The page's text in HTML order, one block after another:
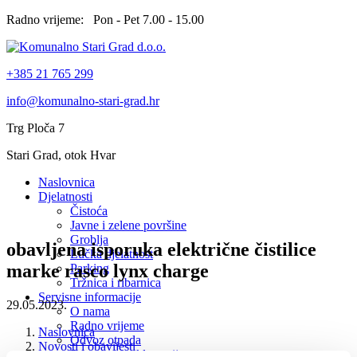
Radno vrijeme: Pon - Pet 7.00 - 15.00
+385 21 765 299
info@komunalno-stari-grad.hr
Trg Ploča 7
Stari Grad, otok Hvar
Naslovnica
Djelatnosti
Čistoća
Javne i zelene površine
Groblja
Lučka djelatnost
Parking
Tržnica i ribarnica
Servisne informacije
O nama
Radno vrijeme
Odvoz otpada
Prigovori i reklamacije
obavljena isporuka električne čistilice
marke rasco lynx charge
29.05.2023.
Naslovnica
Novosti i obavijesti